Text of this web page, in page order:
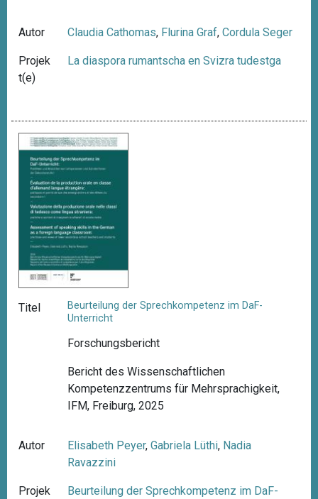
Autor Claudia Cathomas, Flurina Graf,Cordula Seger
Projek
t(e)
La diaspora rumantscha en Svizra tudestga
Titel
Beurteilung der Sprechkompetenz im DaF-
Unterricht
Forschungsbericht
Bericht des Wissenschaftlichen
Kompetenzzentrums für Mehrsprachigkeit,
IFM, Freiburg, 2025
Autor Elisabeth Peyer,Gabriela Lüthi, Nadia
Ravazzini
Projek Beurteilung der Sprechkompetenz im DaF-